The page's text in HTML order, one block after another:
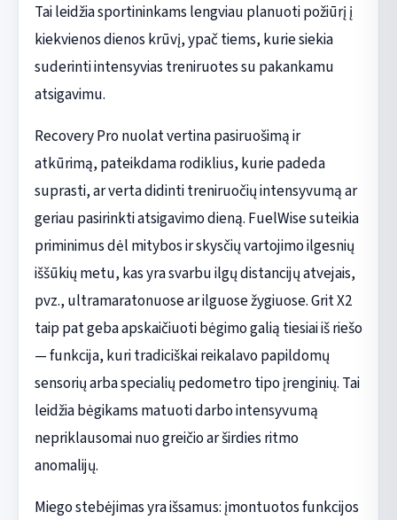
Tai leidžia sportininkams lengviau planuoti požiūrį į
kiekvienos dienos krūvį, ypač tiems, kurie siekia
suderinti intensyvias treniruotes su pakankamu
atsigavimu.
Recovery Pro nuolat vertina pasiruošimą ir
atkūrimą, pateikdama rodiklius, kurie padeda
suprasti, ar verta didinti treniruočių intensyvumą ar
geriau pasirinkti atsigavimo dieną. FuelWise suteikia
priminimus dėl mitybos ir skysčių vartojimo ilgesnių
iššūkių metu, kas yra svarbu ilgų distancijų atvejais,
pvz., ultramaratonuose ar ilguose žygiuose. Grit X2
taip pat geba apskaičiuoti bėgimo galią tiesiai iš riešo
— funkcija, kuri tradiciškai reikalavo papildomų
sensorių arba specialių pedometro tipo įrenginių. Tai
leidžia bėgikams matuoti darbo intensyvumą
nepriklausomai nuo greičio ar širdies ritmo
anomalijų.
Miego stebėjimas yra išsamus: įmontuotos funkcijos